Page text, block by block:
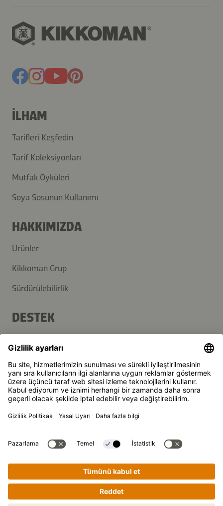
Adım adım yemek pişirme rehberi.
İLHAM
Tarifleri Keşfedin
Tarif Koleksiyonları
Mutfak Öyküleri
Soya Sosunun Kullanımı
HAKKIMIZDA
Ürünler
Kikkoman Grup
Sürdürülebilirlik
DESTEK
İletişim
Haber Bülteni
Kikkoman, Japon Kikkoman Corporation'ın, tescilli markasıdır.
Theodorstraße 180, 40472 Düsseldorf, Germany
Düsseldorf Yerel Mahkemesi Ticaret Sicilinde kayıtlı: HRB
Gizlilik ayarları
Künye
Veri Gizliligi